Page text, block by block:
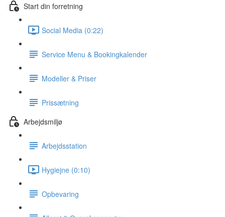
Start din forretning
Social Media (0:22)
Service Menu & Bookingkalender
Modeller & Priser
Prissætning
Arbejdsmiljø
Arbejdsstation
Hygiejne (0:10)
Opbevaring